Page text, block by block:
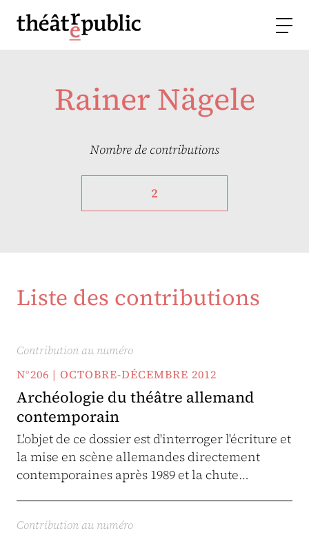
Rainer Nägele
Nombre de contributions
2
Liste des contributions
Contribution au numéro
N°206 | OCTOBRE-DÉCEMBRE 2012
Archéologie du théâtre allemand
contemporain
L'objet de ce dossier est d'interroger l'écriture et
la mise en scène allemandes directement
contemporaines après 1989 et la chute…
Contribution au numéro